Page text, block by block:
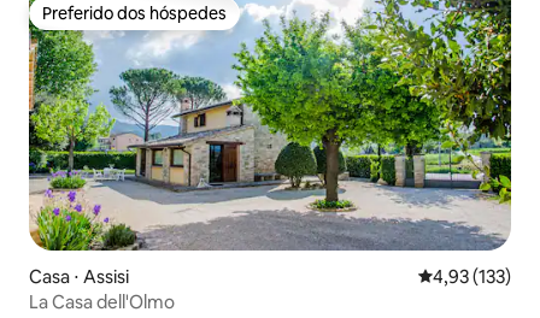
Preferido dos hóspedes
Preferido dos hóspedes
Casa ⋅ Assisi 4,93 de uma
4,93 (133)
La Casa dell'Olmo